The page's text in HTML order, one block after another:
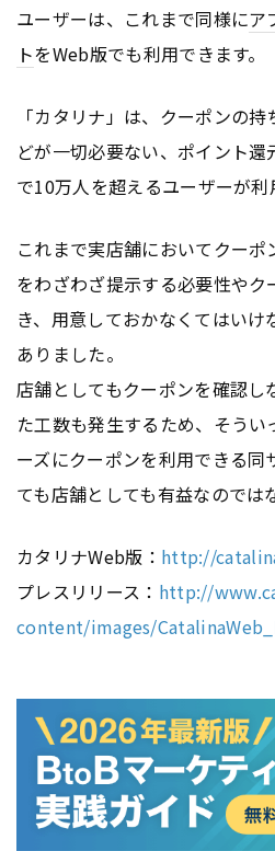
ユーザーは、これまで同様にア
トをWeb版でも利用できます。
「カタリナ」は、クーポンの
どが一切必要ない、ポイント
で10万人を超えるユーザーが利
これまで実店舗においてクー
をわざわざ提示する必要性や
き、用意しておかなくてはい
ありました。
店舗としてもクーポンを確認し
た工数も発生するため、そう
ーズにクーポンを利用できる同
ても店舗としても有益なのでは
カタリナWeb版： http://
プレスリリース： http://
content/images/